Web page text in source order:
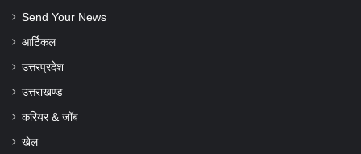
Send Your News
आर्टिकल
उत्तरप्रदेश
उत्तराखण्ड
करियर & जॉब
खेल